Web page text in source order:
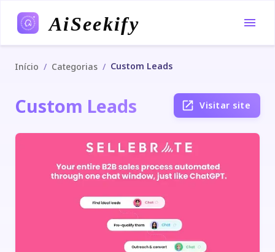
AiSeekify
Início / Categorias / Custom Leads
Custom Leads Visitar site